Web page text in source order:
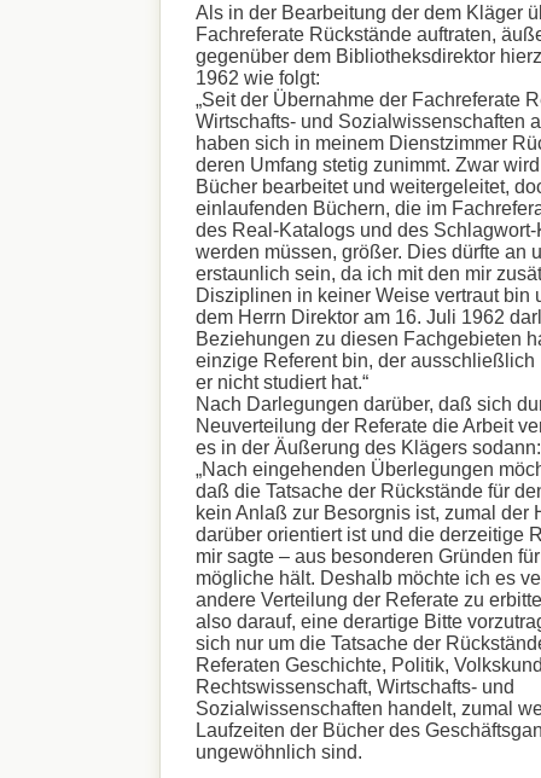
Als in der Bearbeitung der dem Kläger
Fachreferate Rückstände auftraten,
gegenüber dem Bibliotheksdirektor
1962 wie folgt:
„Seit der Übernahme der Fachreferate
Wirtschafts- und Sozialwissenschaften
haben sich in meinem Dienstzimmer
deren Umfang stetig zunimmt. Zwar
Bücher bearbeitet und weitergeleitet,
einlaufenden Büchern, die im
des Real-Katalogs und des
werden müssen, größer. Dies dürfte an
erstaunlich sein, da ich mit den mir
Disziplinen in keiner Weise vertraut bin
dem Herrn Direktor am 16. Juli 1962
Beziehungen zu diesen Fachgebieten
einzige Referent bin, der ausschließlich
er nicht studiert hat.“
Nach Darlegungen darüber, daß sich
Neuverteilung der Referate die Arbeit
es in der Äußerung des Klägers sodann:
„Nach eingehenden Überlegungen
daß die Tatsache der Rückstände für
kein Anlaß zur Besorgnis ist, zumal der
darüber orientiert ist und die derzeitige
mir sagte – aus besonderen Gründen
mögliche hält. Deshalb möchte ich es
andere Verteilung der Referate zu
also darauf, eine derartige Bitte
sich nur um die Tatsache der
Referaten Geschichte, Politik,
Rechtswissenschaft, Wirtschafts- und
Sozialwissenschaften handelt, zumal
Laufzeiten der Bücher des
ungewöhnlich sind.